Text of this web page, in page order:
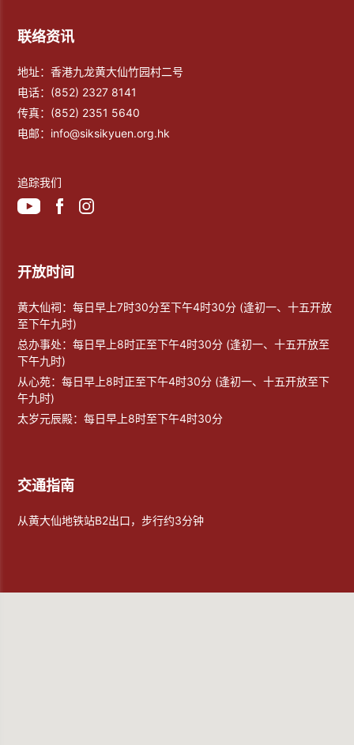
联络资讯
地址：香港九龙黄大仙竹园村二号
电话： (852) 2327 8141
传真： (852) 2351 5640
电邮： info@siksikyuen.org.hk
追踪我们
开放时间
黄大仙祠：每日早上7时30分至下午4时30分 (逢初一、十五开放
至下午九时)
总办事处：每日早上8时正至下午4时30分 (逢初一、十五开放至
下午九时)
从心苑：每日早上8时正至下午4时30分 (逢初一、十五开放至下
午九时)
太岁元辰殿：每日早上8时至下午4时30分
交通指南
从黄大仙地铁站B2出口，步行约3分钟